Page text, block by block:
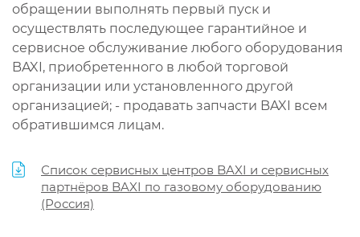
обращении выполнять первый пуск и
осуществлять последующее гарантийное и
сервисное обслуживание любого оборудования
BAXI, приобретенного в любой торговой
организации или установленного другой
организацией; - продавать запчасти BAXI всем
обратившимся лицам.
Список сервисных центров BAXI и сервисных
партнёров BAXI по газовому оборудованию
(Россия)